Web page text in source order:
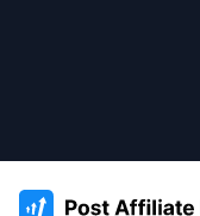
:site.title